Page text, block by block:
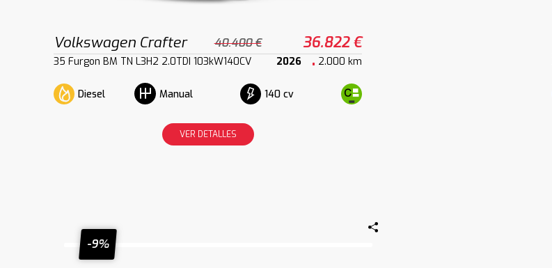
Volkswagen Crafter 40.400 € 36.822 €
35 Furgon BM TN L3H2 2.0TDI 103kW140CV 2026 2.000 km
Diesel Manual 140 cv
VER DETALLES
-9%